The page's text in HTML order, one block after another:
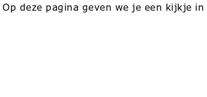
deze pagina geven we je een kijkje in